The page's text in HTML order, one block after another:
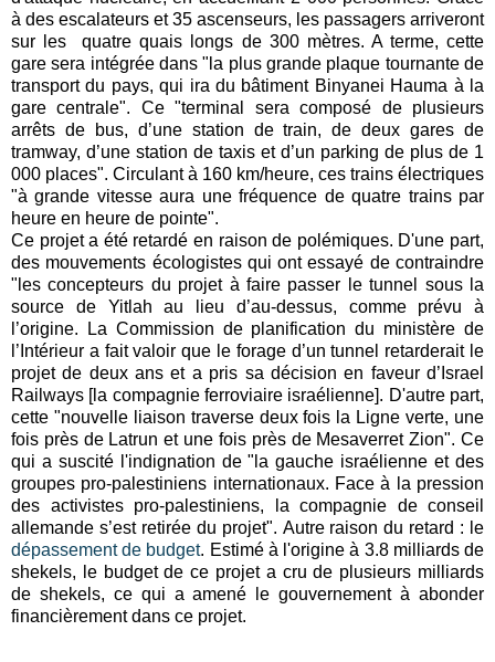
à des escalateurs et 35 ascenseurs, les passagers arriveront
sur les quatre quais longs de 300 mètres. A terme, cette
gare sera intégrée dans "la plus grande plaque tournante de
transport du pays, qui ira du bâtiment Binyanei Hauma à la
gare centrale". Ce "terminal sera composé de plusieurs
arrêts de bus, d’une station de train, de deux gares de
tramway, d’une station de taxis et d’un parking de plus de 1
000 places". Circulant à 160 km/heure, ces trains électriques
"à grande vitesse aura une fréquence de quatre trains par
heure en heure de pointe".
Ce projet a été retardé en raison de polémiques. D'une part,
des mouvements écologistes qui ont essayé de contraindre
"les concepteurs du projet à faire passer le tunnel sous la
source de Yitlah au lieu d’au-dessus, comme prévu à
l’origine.
La Commission de planification du ministère de
l’Intérieur a fait valoir que le forage d’un tunnel retarderait le
projet de deux ans et a pris sa décision en faveur d’Israel
Railways [la compagnie ferroviaire israélienne]. D'autre part,
cette "nouvelle liaison traverse deux fois la Ligne verte, une
fois près de Latrun et une fois près de Mesaverret Zion". Ce
qui a suscité l'indignation de "la gauche israélienne et des
groupes pro-palestiniens internationaux. Face à la pression
des activistes pro-palestiniens, la compagnie de conseil
allemande s’est retirée du projet". Autre raison du retard : le
dépassement de budget. Estimé à l'origine à 3.8 milliards de
shekels, le budget de ce projet a cru de plusieurs milliards
de shekels, ce qui a amené le gouvernement à abonder
financièrement dans ce projet.